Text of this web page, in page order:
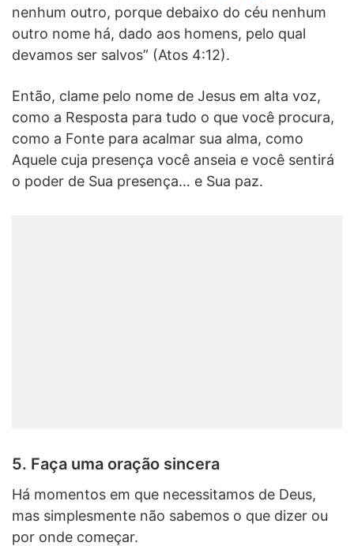
nenhum outro, porque debaixo do céu nenhum
outro nome há, dado aos homens, pelo qual
devamos ser salvos” (Atos 4:12).
Então, clame pelo nome de Jesus em alta voz,
como a Resposta para tudo o que você procura,
como a Fonte para acalmar sua alma, como
Aquele cuja presença você anseia e você sentirá
o poder de Sua presença… e Sua paz.
5. Faça uma oração sincera
Há momentos em que necessitamos de Deus,
mas simplesmente não sabemos o que dizer ou
por onde começar.